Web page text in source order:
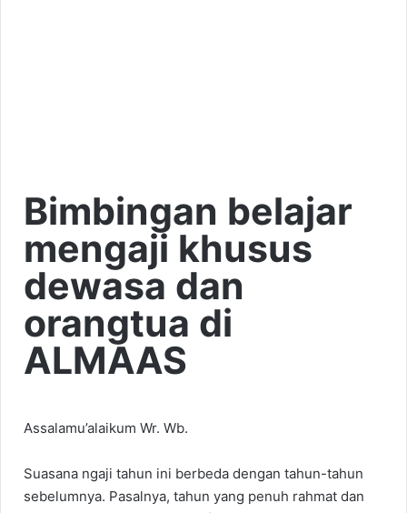
Bimbingan belajar
mengaji khusus
dewasa dan
orangtua di
ALMAAS
Assalamu’alaikum Wr. Wb.
Suasana ngaji tahun ini berbeda dengan tahun-tahun
sebelumnya. Pasalnya, tahun yang penuh rahmat dan